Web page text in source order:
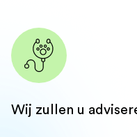
Wij zullen u